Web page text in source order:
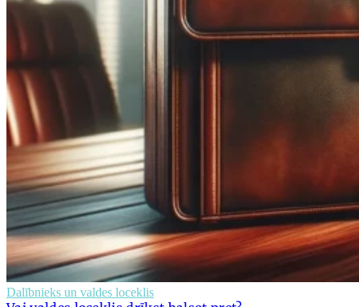
Dalībnieks un valdes loceklis